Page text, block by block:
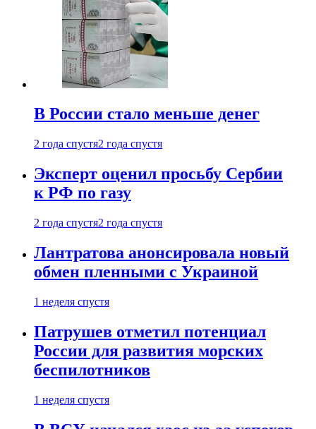
В России стало меньше денег
2 года спустя2 года спустя
Эксперт оценил просьбу Сербии
к РФ по газу
2 года спустя2 года спустя
Лантратова анонсировала новый
обмен пленными с Украиной
1 неделя спустя
Патрушев отметил потенциал
России для развития морских
беспилотников
1 неделя спустя